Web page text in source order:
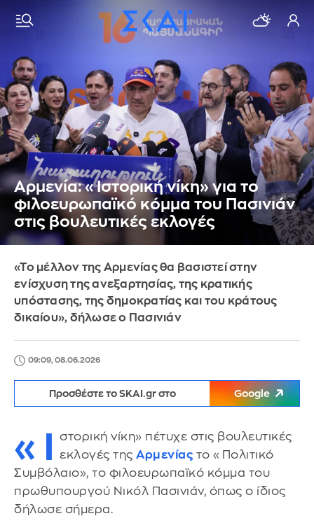
Αρμενία: «Ιστορική νίκη» για το
φιλοευρωπαϊκό κόμμα του Πασινιάν
στις βουλευτικές εκλογές
«Το μέλλον της Αρμενίας θα βασιστεί στην
ενίσχυση της ανεξαρτησίας, της κρατικής
υπόστασης, της δημοκρατίας και του κράτους
δικαίου», δήλωσε ο Πασινιάν
09:09, 08.06.2026
Προσθέστε το SKAI.gr στο Google
«I
στορική νίκη» πέτυχε στις βουλευτικές
εκλογές της Αρμενίας το «Πολιτικό
Συμβόλαιο», το φιλοευρωπαϊκό κόμμα του
πρωθυπουργού Νικόλ Πασινιάν, όπως ο ίδιος
δήλωσε σήμερα.